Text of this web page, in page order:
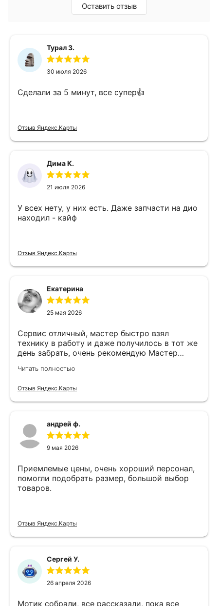
Оставить отзыв
Турал З.
30 июля 2026
Сделали за 5 минут, все супер👍
Отзыв Яндекс.Карты
Дима К.
21 июля 2026
У всех нету, у них есть. Даже запчасти на дио
находил - кайф
Отзыв Яндекс.Карты
Екатерина
25 мая 2026
Сервис отличный, мастер быстро взял
технику в работу и даже получилось в тот же
день забрать, очень рекомендую Мастер
Читать полностью
Отзыв Яндекс.Карты
андрей ф.
9 мая 2026
Приемлемые цены, очень хороший персонал,
помогли подобрать размер, большой выбор
товаров.
Отзыв Яндекс.Карты
Сергей У.
26 апреля 2026
Мотик собрали, все рассказали, пока все